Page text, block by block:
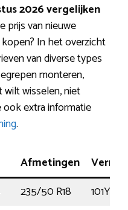
2026 vergelijken
prijs van nieuwe
In het overzicht
van diverse types
monteren,
wilt wisselen, niet
extra informatie
.
Afmetingen
235/50 R18
101Y